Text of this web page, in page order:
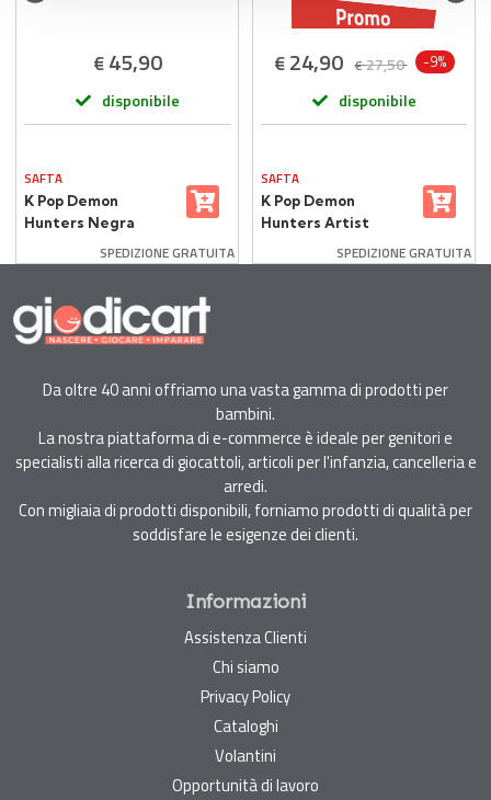
€ 45,90
disponibile
SAFTA
K Pop Demon
Hunters Negra
Scomparto
SPEDIZIONE GRATUITA
€ 24,90 €27,50 -9%
disponibile
SAFTA
K Pop Demon
Hunters Artist
Pezzi
SPEDIZIONE GRATUITA
Da oltre 40 anni offriamo una vasta gamma di prodotti per
bambini.
La nostra piattaforma di e-commerce è ideale per genitori e
specialisti alla ricerca di giocattoli, articoli per l'infanzia, cancelleria e
arredi.
Con migliaia di prodotti disponibili, forniamo prodotti di qualità per
soddisfare le esigenze dei clienti.
Informazioni
Assistenza Clienti
Chi siamo
Privacy Policy
Cataloghi
Volantini
Opportunità di lavoro